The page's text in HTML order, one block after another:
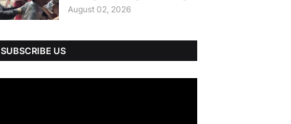
August 02, 2026
SUBSCRIBE US